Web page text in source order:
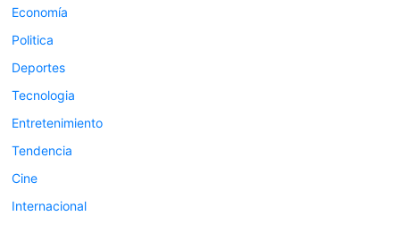
Economía
Politica
Deportes
Tecnologia
Entretenimiento
Tendencia
Cine
Internacional